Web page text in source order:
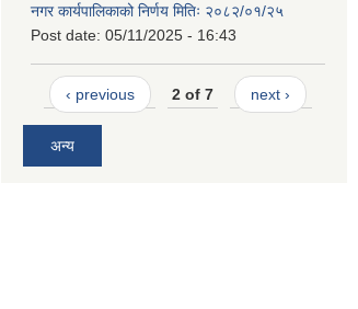
नगर कार्यपालिकाको निर्णय मितिः २०८२/०१/२५
Post date: 05/11/2025 - 16:43
‹ previous 2 of 7 next ›
अन्य